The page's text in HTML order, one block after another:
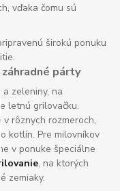
vďaka čomu sú
širokú ponuku
párty
zeleniny, na
letnú grilovačku.
v rôznych rozmeroch,
kotlín. Pre milovníkov
v ponuke špeciálne
, na ktorých
zemiaky.